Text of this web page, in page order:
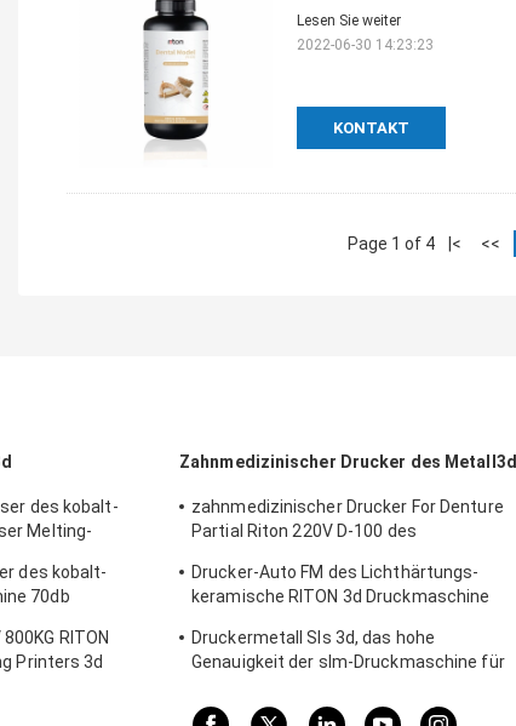
KONTAKT
Lesen Sie weiter
2022-06-30 14:23:23
Page 1 of 4 |< <<
des kobalt-
Melting-
des kobalt-
70db
RITON
Printers 3d
Zahnmedizinischer Drucker des Metall3d
zahnmedizinischer Drucker For Denture
Partial Riton 220V D-100 des
Drucker-Auto FM des Lichthärtungs-
keramische RITON 3d Druckmaschine
Druckermetall Sls 3d, das hohe
Genauigkeit der slm-Druckmaschine für